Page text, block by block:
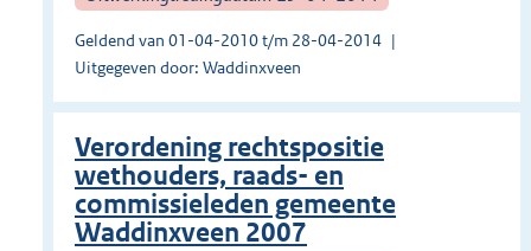
Geldend van 01-04-2010 t/m 28-04-2014
Uitgegeven door: Waddinxveen
Verordening rechtspositie
wethouders, raads- en
commissieleden gemeente
Waddinxveen 2007